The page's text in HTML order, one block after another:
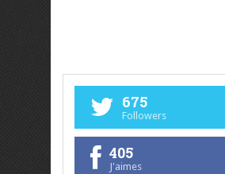
675
Followers
405
J'aimes